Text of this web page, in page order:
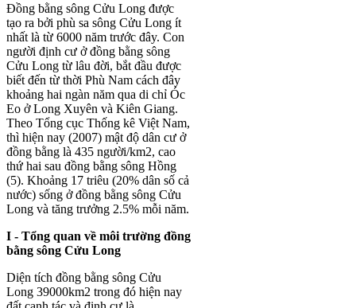
Đồng bằng sông Cửu Long được
tạo ra bởi phù sa sông Cửu Long ít
nhất là từ 6000 năm trước đây. Con
người định cư ở đồng bằng sông
Cửu Long từ lâu đời, bắt đầu được
biết đến từ thời Phù Nam cách đây
khoảng hai ngàn năm qua di chỉ Óc
Eo ở Long Xuyên và Kiên Giang.
Theo Tổng cục Thống kê Việt Nam,
thì hiện nay (2007) mật độ dân cư ở
đồng bằng là 435 người/km2, cao
thứ hai sau đồng bằng sông Hồng
(5). Khoảng 17 triêu (20% dân số cả
nước) sống ở đồng bằng sông Cửu
Long và tăng trưởng 2.5% mỗi năm.
I - Tổng quan về môi trường đồng
bằng sông Cửu Long
Diện tích đồng bằng sông Cửu
Long 39000km2 trong đó hiện nay